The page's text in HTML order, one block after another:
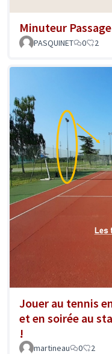
Minuteur
PASQUINET
0 2
Jouer au tennis
et en soirée au
!
martineau 0 2